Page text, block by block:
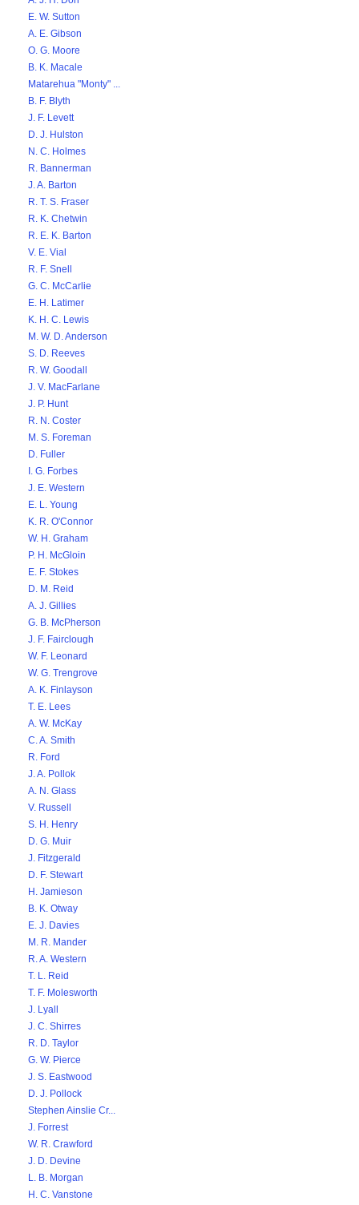
E. W. Sutton
A. E. Gibson
O. G. Moore
B. K. Macale
Matarehua "Monty" ...
B. F. Blyth
J. F. Levett
D. J. Hulston
N. C. Holmes
R. Bannerman
J. A. Barton
R. T. S. Fraser
R. K. Chetwin
R. E. K. Barton
V. E. Vial
R. F. Snell
G. C. McCarlie
E. H. Latimer
K. H. C. Lewis
M. W. D. Anderson
S. D. Reeves
R. W. Goodall
J. V. MacFarlane
J. P. Hunt
R. N. Coster
M. S. Foreman
D. Fuller
I. G. Forbes
J. E. Western
E. L. Young
K. R. O'Connor
W. H. Graham
P. H. McGloin
E. F. Stokes
D. M. Reid
A. J. Gillies
G. B. McPherson
J. F. Fairclough
W. F. Leonard
W. G. Trengrove
A. K. Finlayson
T. E. Lees
A. W. McKay
C. A. Smith
R. Ford
J. A. Pollok
A. N. Glass
V. Russell
S. H. Henry
D. G. Muir
J. Fitzgerald
D. F. Stewart
H. Jamieson
B. K. Otway
E. J. Davies
M. R. Mander
R. A. Western
T. L. Reid
T. F. Molesworth
J. Lyall
J. C. Shirres
R. D. Taylor
G. W. Pierce
J. S. Eastwood
D. J. Pollock
Stephen Ainslie Cr...
J. Forrest
W. R. Crawford
J. D. Devine
L. B. Morgan
H. C. Vanstone